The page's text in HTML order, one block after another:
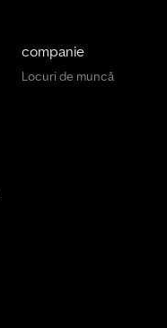
companie
Locuri de muncă